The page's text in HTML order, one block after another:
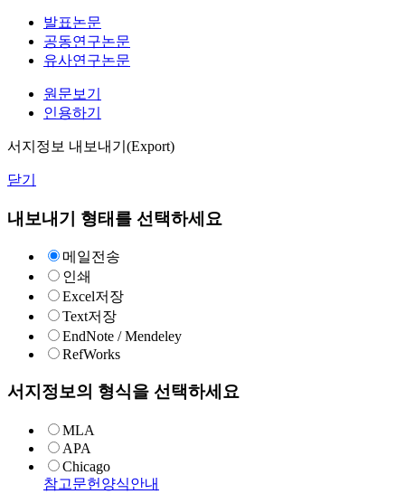
발표논문
공동연구논문
유사연구논문
원문보기
인용하기
서지정보 내보내기(Export)
닫기
내보내기 형태를 선택하세요
메일전송
인쇄
Excel저장
Text저장
EndNote / Mendeley
RefWorks
서지정보의 형식을 선택하세요
MLA
APA
Chicago
참고문헌양식안내